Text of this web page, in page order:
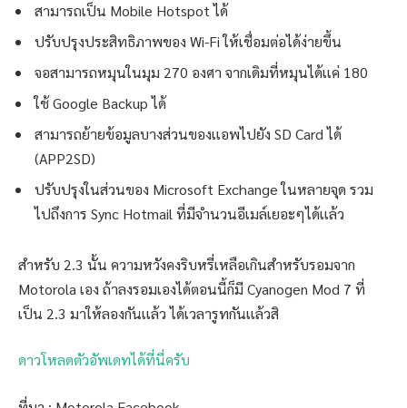
สามารถเป็น Mobile Hotspot ได้
ปรับปรุงประสิทธิภาพของ Wi-Fi ให้เชื่อมต่อได้ง่ายขึ้น
จอสามารถหมุนในมุม 270 องศา จากเดิมที่หมุนได้เเค่ 180
ใช้ Google Backup ได้
สามารถย้ายข้อมูลบางส่วนของเเอพไปยัง SD Card ได้
(APP2SD)
ปรับปรุงในส่วนของ Microsoft Exchange ในหลายจุด รวม
ไปถึงการ Sync Hotmail ที่มีจำนวนอีเมล์เยอะๆได้เเล้ว
สำหรับ 2.3 นั้น ความหวังคงริบหรี่เหลือเกินสำหรับรอมจาก
Motorola เอง ถ้าลงรอมเองได้ตอนนี้ก็มี Cyanogen Mod 7 ที่
เป็น 2.3 มาให้ลองกันเเล้ว ได้เวลารูทกันเเล้วสิ
ดาวโหลดตัวอัพเดทได้ที่นี่ครับ